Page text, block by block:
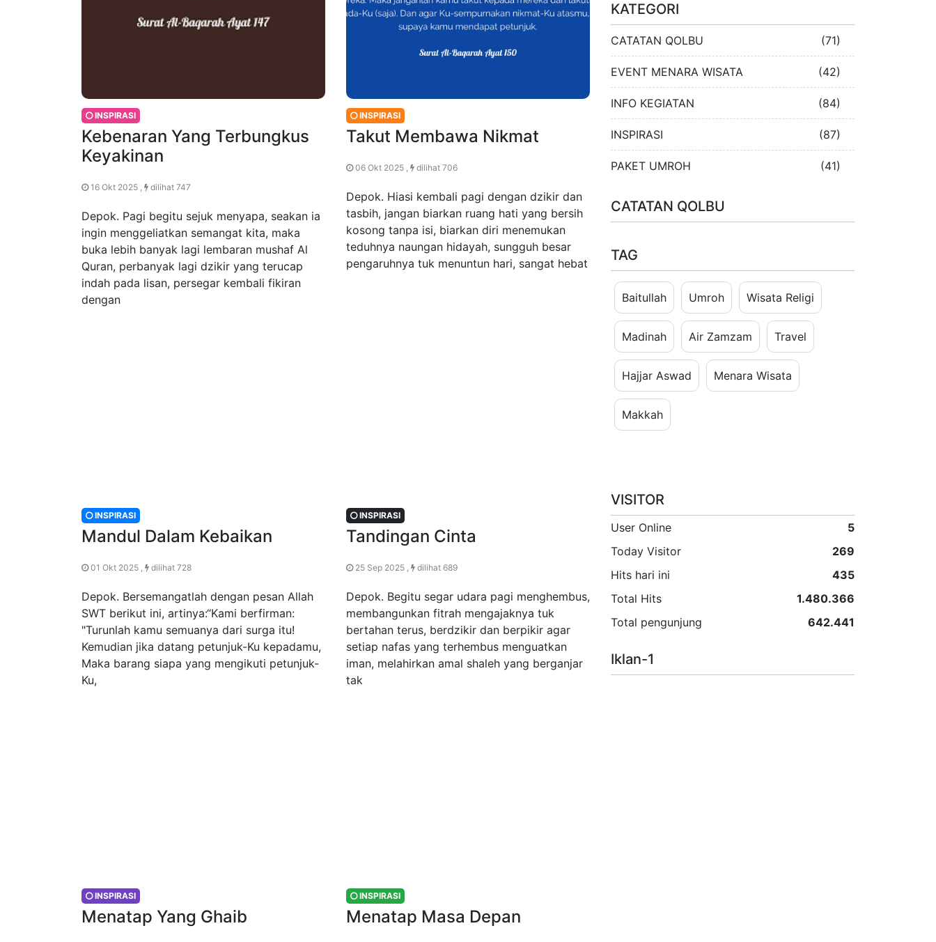
INSPIRASI
Kebenaran Yang Terbungkus
Keyakinan
16 Okt 2025 , dilihat 747
Depok. Pagi begitu sejuk menyapa, seakan ia
ingin menggeliatkan semangat kita, maka
buka lebih banyak lagi lembaran mushaf Al
Quran, perbanyak lagi dzikir yang terucap
indah pada lisan, persegar kembali fikiran
dengan
INSPIRASI
Takut Membawa Nikmat
06 Okt 2025 , dilihat 706
Depok. Hiasi kembali pagi dengan dzikir dan
tasbih, jangan biarkan ruang hati yang bersih
kosong tanpa isi, biarkan diri menemukan
teduhnya naungan hidayah, sungguh besar
pengaruhnya tuk menuntun hari, sangat hebat
INSPIRASI
Mandul Dalam Kebaikan
01 Okt 2025 , dilihat 728
Depok. Bersemangatlah dengan pesan Allah
SWT berikut ini, artinya:“Kami berfirman:
"Turunlah kamu semuanya dari surga itu!
Kemudian jika datang petunjuk-Ku kepadamu,
Maka barang siapa yang mengikuti petunjuk-
Ku,
INSPIRASI
Tandingan Cinta
25 Sep 2025 , dilihat 689
Depok. Begitu segar udara pagi menghembus,
membangunkan fitrah mengajaknya tuk
bertahan terus, berdzikir dan berpikir agar
setiap nafas yang terhembus menguatkan
iman, melahirkan amal shaleh yang berganjar
tak
INSPIRASI
Menatap Yang Ghaib
INSPIRASI
Menatap Masa Depan
KATEGORI
CATATAN QOLBU (71)
EVENT MENARA WISATA (42)
INFO KEGIATAN (84)
INSPIRASI (87)
PAKET UMROH (41)
CATATAN QOLBU
TAG
Baitullah Umroh Wisata Religi
Madinah Air Zamzam Travel
Hajjar Aswad Menara Wisata
Makkah
VISITOR
User Online
5
Today Visitor
269
Hits hari ini
435
Total Hits
1.480.366
Total pengunjung
642.441
Iklan-1